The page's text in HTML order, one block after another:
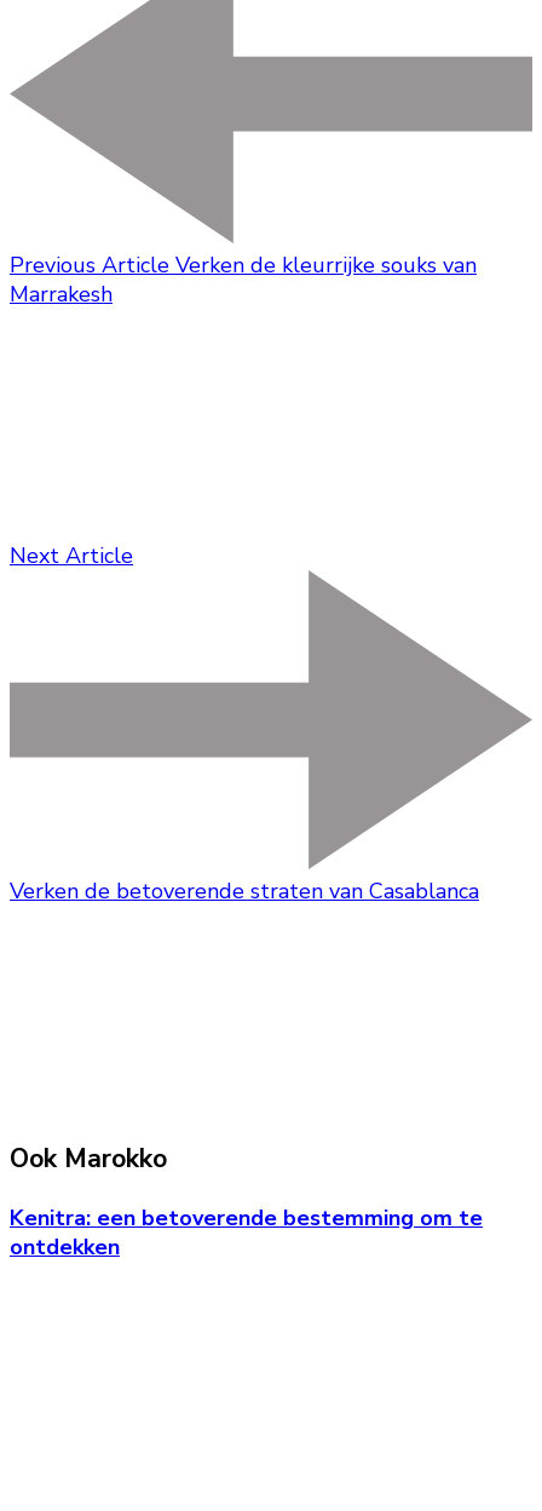
Previous Article Verken de kleurrijke souks van
Marrakesh
Next Article
Verken de betoverende straten van Casablanca
Ook Marokko
Kenitra: een betoverende bestemming om te
ontdekken